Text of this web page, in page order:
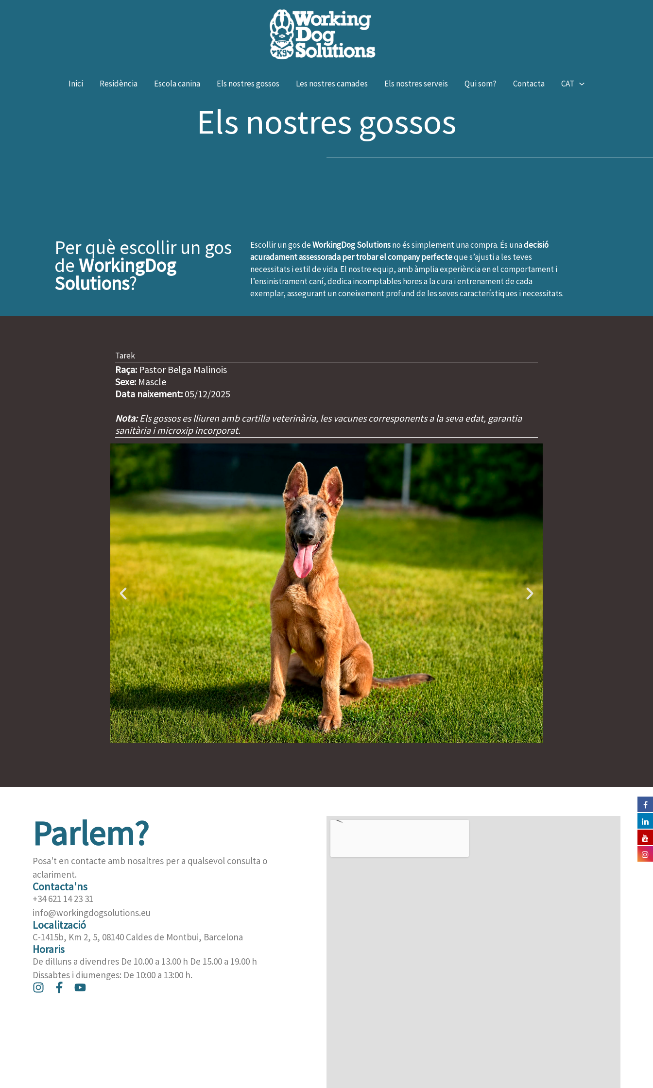
Inici Residència Escola canina Els nostres gossos Les nostres camades Els nostres serveis Qui som? Contacta CAT
Els nostres gossos
Per què escollir un gos
deWorkingDog
Solutions?
Escollir un gos deWorkingDog Solutionsno és simplement una compra. És unadecisió
acuradament assessorada per trobar el company perfecteque s’ajusti a les teves
necessitats i estil de vida. El nostre equip, amb àmplia experiència en el comportament i
l’ensinistrament caní, dedica incomptables hores a la cura i entrenament de cada
exemplar, assegurant un coneixement profund de les seves característiques i necessitats.
Tarek
Raça: Pastor Belga Malinois
Sexe: Mascle
Data naixement: 05/12/2025
Nota:Els gossos es lliuren amb cartilla veterinària, les vacunes corresponents a la seva edat, garantia
sanitària i microxip incorporat.
Parlem?
Posa't en contacte amb nosaltres per a qualsevol consulta o
aclariment.
Contacta'ns
+34 621 14 23 31
info@workingdogsolutions.eu
Localització
C-1415b, Km 2, 5, 08140 Caldes de Montbui, Barcelona​
Horaris
De dilluns a divendres De 10.00 a 13.00 h De 15.00 a 19.00 h
Dissabtes i diumenges: De 10:00 a 13:00 h.
I F Y